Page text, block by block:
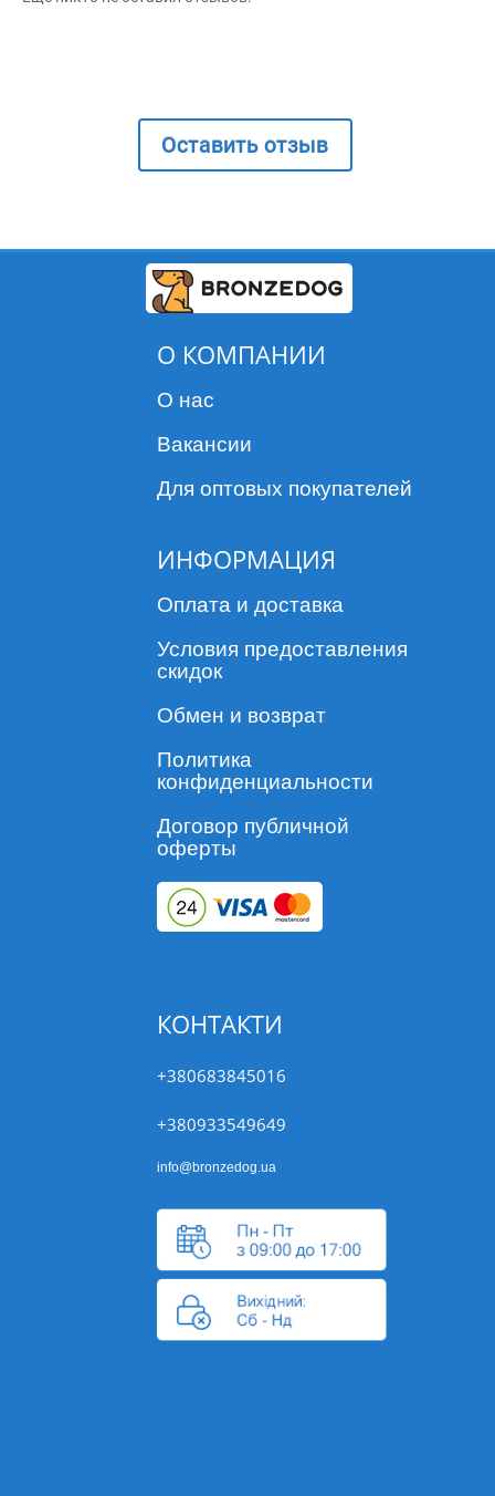
Оставить отзыв
О КОМПАНИИ
О нас
Вакансии
Для оптовых покупателей
ИНФОРМАЦИЯ
Оплата и доставка
Условия предоставления
скидок
Обмен и возврат
Политика
конфиденциальности
Договор публичной
оферты
КОНТАКТИ
+380683845016
+380933549649
info@bronzedog.ua